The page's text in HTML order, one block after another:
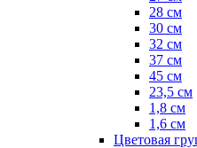
28 см
30 см
32 см
37 см
45 см
23,5 см
1,8 см
1,6 см
Цветовая